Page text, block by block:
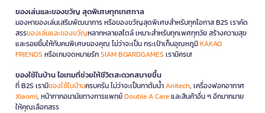
ของเล่นและของขวัญ สุดพิเศษทุกเทศกาล
มองหาของเล่นเสริมพัฒนาการ หรือของขวัญสุดพิเศษสำหรับทุกโอกาส B2S เราคัด
สรรของเล่นและของขวัญหลากหลายสไตล์ เหมาะสำหรับทุกเพศทุกวัย สร้างความสุข
และรอยยิ้มให้กับคนพิเศษของคุณ ไม่ว่าจะเป็น กระเป๋าเก็บอุณหภูมิKAKAO
FRIENDS หรือเกมจดหมายรักSIAM BOARDGAMES เรามีครบ!
ของใช้ในบ้าน ไอเทมที่ช่วยให้ชีวิตสะดวกสบายขึ้น
ที่ B2S เรามีของใช้ในบ้านครบครัน ไม่ว่าจะเป็นกาต้มน้ำAnitech, เครื่องฟอกอากาศ
Xiaomi, หน้ากากอนามัยทางการแพทย์Double A Careและสินค้าอื่น ๆ อีกมากมาย
ให้คุณเลือกสรร